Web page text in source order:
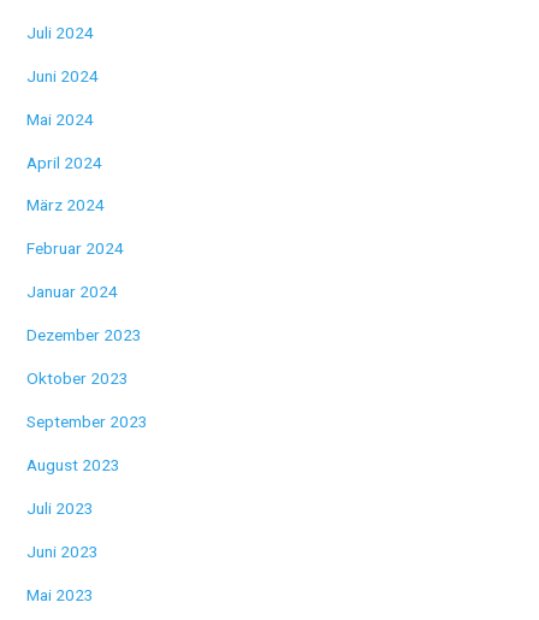
Juli 2024
Juni 2024
Mai 2024
April 2024
März 2024
Februar 2024
Januar 2024
Dezember 2023
Oktober 2023
September 2023
August 2023
Juli 2023
Juni 2023
Mai 2023